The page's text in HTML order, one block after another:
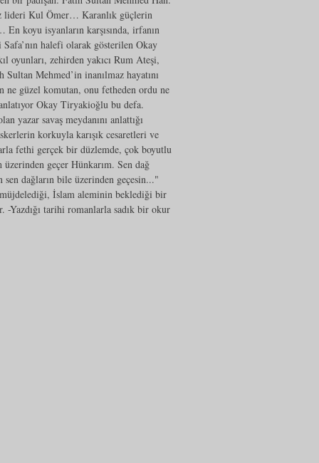
lideri Kul Ömer… Karanlık güçlerin
koyu isyanların karşısında, irfanın
halefi olarak gösterilen Okay
oyunları, zehirden yakıcı Rum Ateşi,
Mehmed’in inanılmaz hayatını
güzel komutan, onu fetheden ordu ne
Okay Tiryakioğlu bu defa.
yazar savaş meydanını anlattığı
korkuyla karışık cesaretleri ve
fethi gerçek bir düzlemde, çok boyutlu
geçer Hünkarım. Sen dağ
dağların bile üzerinden geçesin..."
İslam aleminin beklediği bir
Yazdığı tarihi romanlarla sadık bir okur